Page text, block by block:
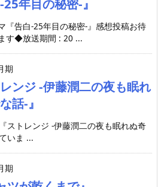
-25年目の秘密-』
『告白-25年目の秘密-』感想投稿お待
す◆放送期間 : 20 ...
期
レンジ -伊藤潤二の夜も眠れ
話-』
ストレンジ -伊藤潤二の夜も眠れぬ奇
いま ...
期